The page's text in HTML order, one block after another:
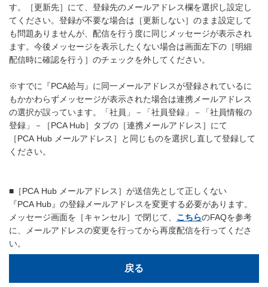
す。［更新先］にて、登録先のメールアドレス欄を選択し設定し
てください。登録が不要な場合は［更新しない］のまま設定して
も問題ありませんが、配信を行う度に同じメッセージが表示され
ます。今後メッセージを表示したくない場合は画面左下の［明細
配信時に確認を行う］のチェックを外してください。
※すでに『PCA給与』に同一メールアドレスが登録されているに
もかかわらずメッセージが表示された場合は連携メールアドレス
の選択が誤っています。「社員」－「社員登録」－「社員情報の
登録」－［PCA Hub］タブの［連携メールアドレス］にて
［PCA Hub メールアドレス］と同じものを選択し直して登録して
ください。
■［PCA Hub メールアドレス］が送信先として正しくない
『PCA Hub』の登録メールアドレスを変更する必要があります。
メッセージ画面を［キャンセル］で閉じて、 こちらのFAQを参考
に、メールアドレスの変更を行ってから再度配信を行ってくださ
い。
戻る